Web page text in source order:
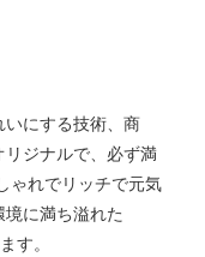
にする技術、商
ジナルで、必ず満
ゃれでリッチで元気
に満ち溢れた
す。